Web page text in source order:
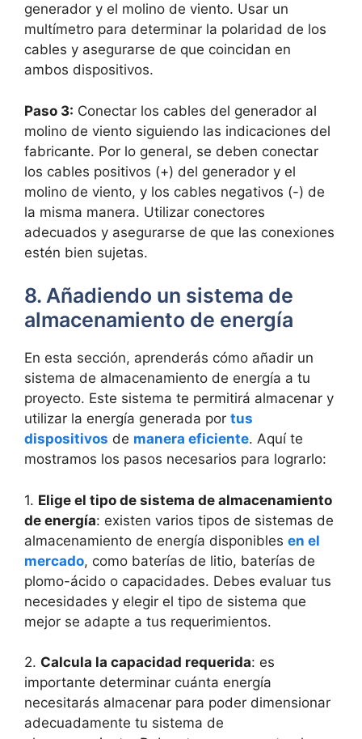
generador y el molino de viento. Usar un
multímetro para determinar la polaridad de los
cables y asegurarse de que coincidan en
ambos dispositivos.
Paso 3: Conectar los cables del generador al
molino de viento siguiendo las indicaciones del
fabricante. Por lo general, se deben conectar
los cables positivos (+) del generador y el
molino de viento, y los cables negativos (-) de
la misma manera. Utilizar conectores
adecuados y asegurarse de que las conexiones
estén bien sujetas.
8. Añadiendo un sistema de
almacenamiento de energía
En esta sección, aprenderás cómo añadir un
sistema de almacenamiento de energía a tu
proyecto. Este sistema te permitirá almacenar y
utilizar la energía generada por tus
dispositivos de manera eficiente. Aquí te
mostramos los pasos necesarios para lograrlo:
1. Elige el tipo de sistema de almacenamiento
de energía: existen varios tipos de sistemas de
almacenamiento de energía disponibles en el
mercado, como baterías de litio, baterías de
plomo-ácido o capacidades. Debes evaluar tus
necesidades y elegir el tipo de sistema que
mejor se adapte a tus requerimientos.
2. Calcula la capacidad requerida: es
importante determinar cuánta energía
necesitarás almacenar para poder dimensionar
adecuadamente tu sistema de